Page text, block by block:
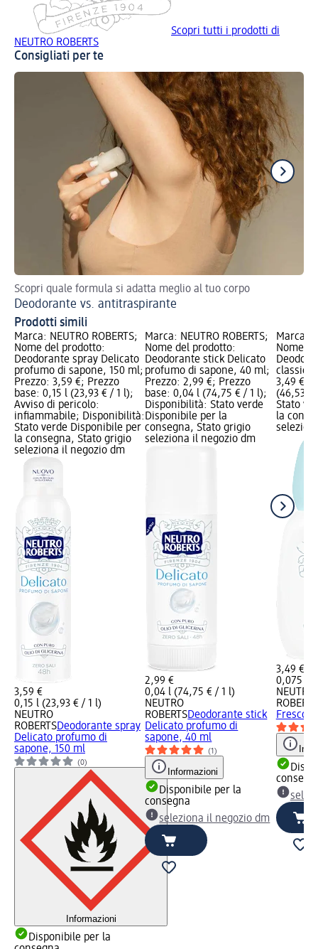
Scopri tutti i prodotti di
NEUTRO ROBERTS
Consigliati per te
Scopri quale formula si adatta meglio al tuo corpo
Deodorante vs. antitraspirante
Prodotti simili
Marca: NEUTRO ROBERTS;
Nome del prodotto:
Deodorante spray Delicato
profumo di sapone, 150 ml;
Prezzo: 3,59 €; Prezzo
base: 0,15 l (23,93 € / 1 l);
Avviso di pericolo:
infiammabile; Disponibilità:
Stato verde Disponibile per
la consegna, Stato grigio
seleziona il negozio dm
3,59 €
0,15 l (23,93 € / 1 l)
NEUTRO
ROBERTSDeodorante spray
Delicato profumo di
sapone, 150 ml
(0)
Informazioni
Disponibile per la
Marca: NEUTRO ROBERTS;
Nome del prodotto:
Deodorante stick Delicato
profumo di sapone, 40 ml;
Prezzo: 2,99 €; Prezzo
base: 0,04 l (74,75 € / 1 l);
Disponibilità: Stato verde
Disponibile per la
consegna, Stato grigio
seleziona il negozio dm
2,99 €
0,04 l (74,75 € / 1 l)
NEUTRO
ROBERTSDeodorante stick
Delicato profumo di
sapone, 40 ml
(1)
Informazioni
Disponibile per la
consegna
seleziona il negozio dm
Marca:
Nome
3,49 €;
(46,53
Stato
la
3,49 €
0,075 l
NEUTRO
ROBERTS
Fresco